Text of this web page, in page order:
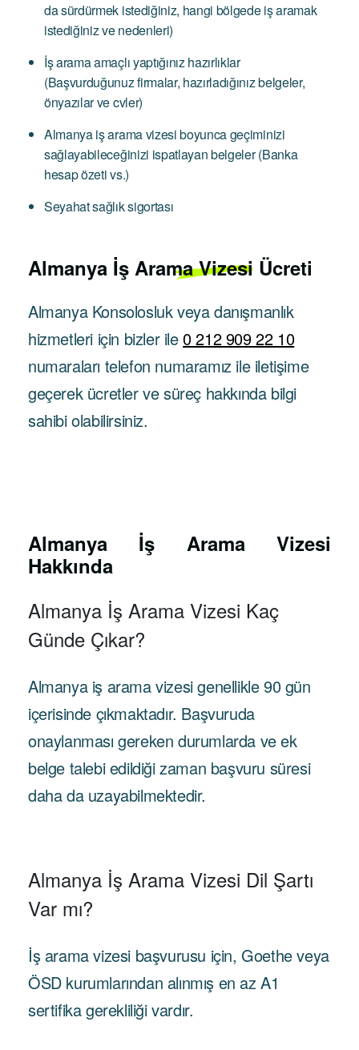
da sürdürmek istediğiniz, hangi bölgede iş aramak
istediğiniz ve nedenleri)
İş arama amaçlı yaptığınız hazırlıklar
(Başvurduğunuz firmalar, hazırladığınız belgeler,
önyazılar ve cvler)
Almanya iş arama vizesi boyunca geçiminizi
sağlayabileceğinizi ispatlayan belgeler (Banka
hesap özeti vs.)
Seyahat sağlık sigortası
Almanya İş Arama Vizesi Ücreti
Almanya Konsolosluk veya danışmanlık
hizmetleri için bizler ile0 212 909 22 10
numaraları telefon numaramız ile iletişime
geçerek ücretler ve süreç hakkında bilgi
sahibi olabilirsiniz.
Almanya İş Arama Vizesi
Hakkında
Almanya İş Arama Vizesi Kaç
Günde Çıkar?
Almanya iş arama vizesi genellikle 90 gün
içerisinde çıkmaktadır. Başvuruda
onaylanması gereken durumlarda ve ek
belge talebi edildiği zaman başvuru süresi
daha da uzayabilmektedir.
Almanya İş Arama Vizesi Dil Şartı
Var mı?
İş arama vizesi başvurusu için, Goethe veya
ÖSD kurumlarından alınmış en az A1
sertifika gerekliliği vardır.